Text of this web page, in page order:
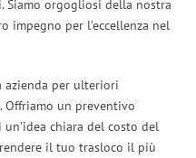
Siamo orgogliosi della nostra
impegno per l’eccellenza nel
per ulteriori
Offriamo un preventivo
chiara del costo del
il tuo trasloco il più